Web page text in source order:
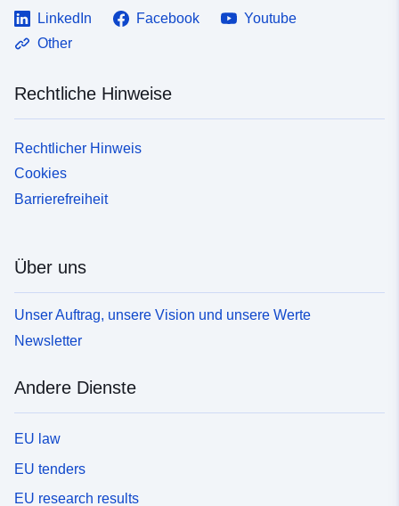
LinkedIn Facebook
Youtube
Other
Rechtliche Hinweise
Rechtlicher Hinweis
Cookies
Barrierefreiheit
Über uns
Unser Auftrag, unsere Vision und unsere Werte
Newsletter
Andere Dienste
EU law
EU tenders
EU research results